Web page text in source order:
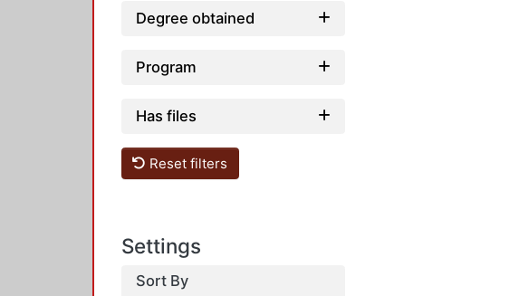
Degree obtained
Program
Has files
Reset filters
Settings
Sort By